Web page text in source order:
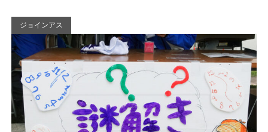
ジョインアス